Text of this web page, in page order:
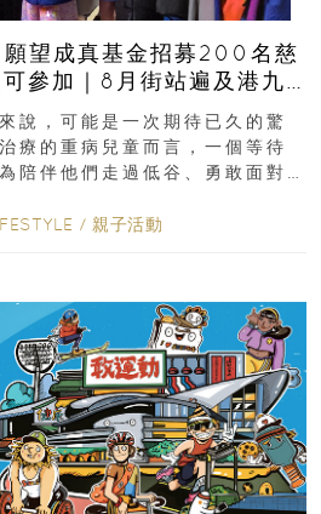
望成真基金招募200名慈
參加｜8月街站遍及港九
說，可能是一次期待已久的驚
療的重病兒童而言，一個等待
陪伴他們走過低谷、勇敢面對
/ 親子活動